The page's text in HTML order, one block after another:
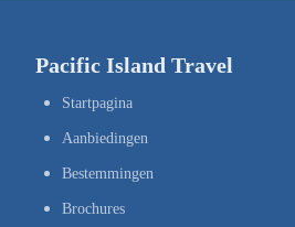
Pacific Island Travel
Startpagina
Aanbiedingen
Bestemmingen
Brochures